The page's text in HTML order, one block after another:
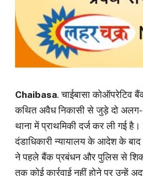
Chaibasa. चाईबासा कोऑपरेटिव
कथित अवैध निकासी से जुड़े दो
थाना में प्राथमिकी दर्ज कर ली गई है।
दंडाधिकारी न्यायालय के आदेश के बाद
ने पहले बैंक प्रबंधन और पुलिस से
तक कोई कार्रवाई नहीं होने पर उन्हें